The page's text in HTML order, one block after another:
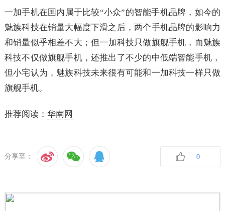
一加手机在国内属于比较“小众”的智能手机品牌，如今的
魅族科技在销量大幅度下滑之后，两个手机品牌的影响力
和销量似乎相差不大；但一加科技只做旗舰手机，而魅族
科技不仅做旗舰手机，还推出了不少的中低端智能手机，
但小宅认为，魅族科技未来很有可能和一加科技一样只做
旗舰手机。
推荐阅读： 华南网
分享至： 0